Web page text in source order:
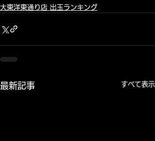
大東洋東通り店 出玉ランキング
最新記事 すべて表示